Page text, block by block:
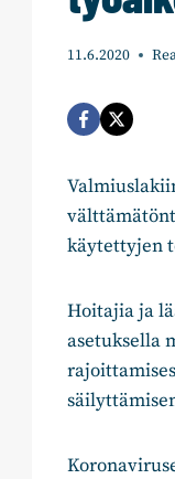
11.6.2020
käytettyjen
Hoitajia ja
asetuksella